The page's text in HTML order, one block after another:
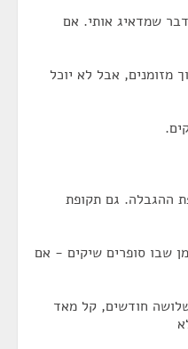
שמדאיג אותי. אם
מזומנים, אבל לא יוכל
ההגבלה. גם תקופת
שבו סופרים שיקים - אם
חודשים, קל מאד